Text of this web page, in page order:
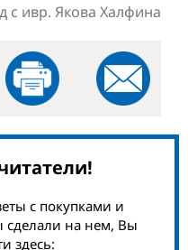
с ивр. Яковa Халфинa
с покупками и
сделали на нем, Вы
здесь: